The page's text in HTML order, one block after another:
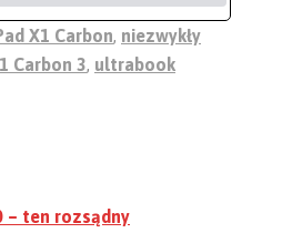
X1 Carbon, niezwykły
Carbon 3, ultrabook
– ten rozsądny